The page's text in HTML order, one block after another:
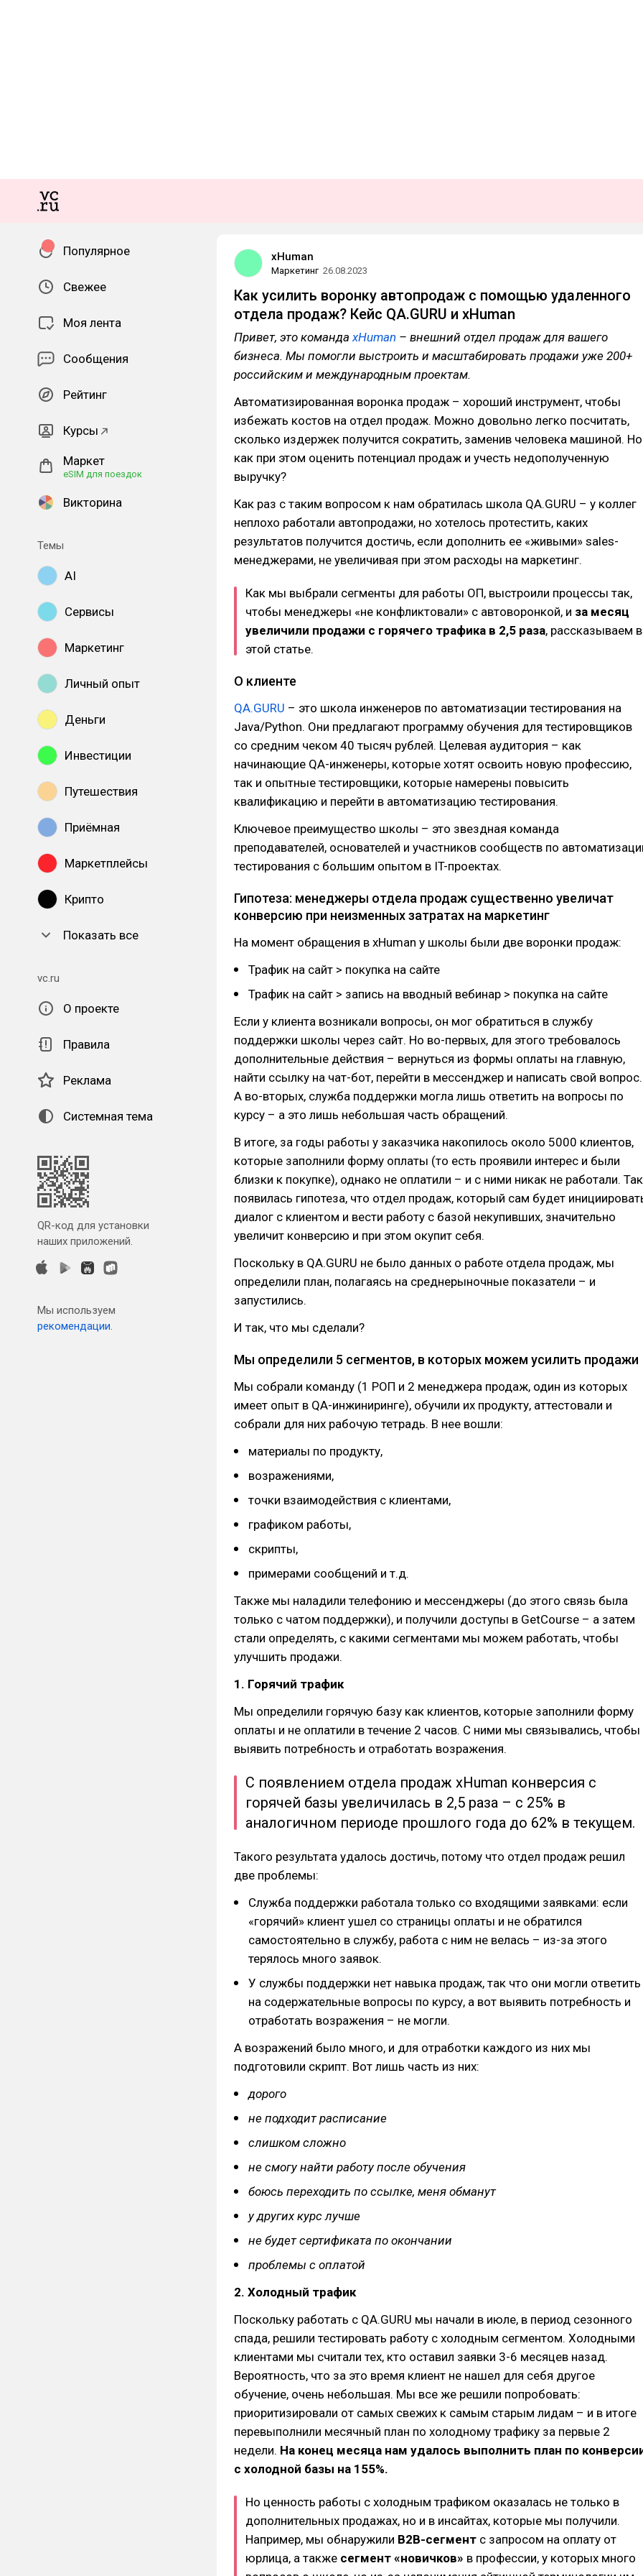
Популярное
Свежее
Моя лента
Сообщения
Рейтинг
Курсы
Маркет
eSIM для поездок
Викторина
Темы
AI
Сервисы
Маркетинг
Личный опыт
Деньги
Инвестиции
Путешествия
Приёмная
Маркетплейсы
Крипто
Показать все
vc.ru
О проекте
Правила
Реклама
Системная тема
QR-код для установки
наших приложений.
Мы используем
рекомендации.
xHuman
Маркетинг 26.08.2023
Как усилить воронку автопродаж с помощью удаленного
отдела продаж? Кейс QA.GURU и xHuman
Привет, это командаxHuman – внешний отдел продаж для вашего
бизнеса. Мы помогли выстроить и масштабировать продажи уже 200+
российским и международным проектам.
Автоматизированная воронка продаж – хороший инструмент, чтобы
избежать костов на отдел продаж. Можно довольно легко посчитать,
сколько издержек получится сократить, заменив человека машиной. Но
как при этом оценить потенциал продаж и учесть недополученную
выручку?
Как раз с таким вопросом к нам обратилась школа QA.GURU – у коллег
неплохо работали автопродажи, но хотелось протестить, каких
результатов получится достичь, если дополнить ее «живыми» sales-
менеджерами, не увеличивая при этом расходы на маркетинг.
Как мы выбрали сегменты для работы ОП, выстроили процессы так,
чтобы менеджеры «не конфликтовали» с автоворонкой, и за месяц
увеличили продажи с горячего трафика в 2,5 раза, рассказываем в
этой статье.
О клиенте
QА.GURU – это школа инженеров по автоматизации тестирования на
Java/Python. Они предлагают программу обучения для тестировщиков
со средним чеком 40 тысяч рублей. Целевая аудитория – как
начинающие QA-инженеры, которые хотят освоить новую профессию,
так и опытные тестировщики, которые намерены повысить
квалификацию и перейти в автоматизацию тестирования.
Ключевое преимущество школы – это звездная команда
преподавателей, основателей и участников сообществ по
тестирования с большим опытом в IT-проектах.
Гипотеза: менеджеры отдела продаж существенно увеличат
конверсию при неизменных затратах на маркетинг
На момент обращения в xHuman у школы были две воронки продаж:
Трафик на сайт > покупка на сайте
Трафик на сайт > запись на вводный вебинар > покупка на сайте
Если у клиента возникали вопросы, он мог обратиться в службу
поддержки школы через сайт. Но во-первых, для этого требовалось
дополнительные действия – вернуться из формы оплаты на главную,
найти ссылку на чат-бот, перейти в мессенджер и написать свой вопрос.
А во-вторых, служба поддержки могла лишь ответить на вопросы по
курсу – а это лишь небольшая часть обращений.
В итоге, за годы работы у заказчика накопилось около 5000 клиентов,
которые заполнили форму оплаты (то есть проявили интерес и были
близки к покупке), однако не оплатили – и с ними никак не работали. Так
появилась гипотеза, что отдел продаж, который сам будет
диалог с клиентом и вести работу с базой некупивших, значительно
увеличит конверсию и при этом окупит себя.
Поскольку в QA.GURU не было данных о работе отдела продаж, мы
определили план, полагаясь на среднерыночные показатели – и
запустились.
И так, что мы сделали?
Мы определили 5 сегментов, в которых можем усилить продажи
Мы собрали команду (1 РОП и 2 менеджера продаж, один из которых
имеет опыт в QA-инжиниринге), обучили их продукту, аттестовали и
собрали для них рабочую тетрадь. В нее вошли:
материалы по продукту,
возражениями,
точки взаимодействия с клиентами,
графиком работы,
скрипты,
примерами сообщений и т.д.
Также мы наладили телефонию и мессенджеры (до этого связь была
только с чатом поддержки), и получили доступы в GetCourse – а затем
стали определять, с какими сегментами мы можем работать, чтобы
улучшить продажи.
1. Горячий трафик
Мы определили горячую базу как клиентов, которые заполнили форму
оплаты и не оплатили в течение 2 часов. С ними мы связывались, чтобы
выявить потребность и отработать возражения.
С появлением отдела продаж xHuman конверсия с
горячей базы увеличилась в 2,5 раза – с 25% в
аналогичном периоде прошлого года до 62% в текущем.
Такого результата удалось достичь, потому что отдел продаж решил
две проблемы:
Служба поддержки работала только со входящими заявками: если
«горячий» клиент ушел со страницы оплаты и не обратился
самостоятельно в службу, работа с ним не велась – из-за этого
терялось много заявок.
У службы поддержки нет навыка продаж, так что они могли ответить
на содержательные вопросы по курсу, а вот выявить потребность и
отработать возражения – не могли.
А возражений было много, и для отработки каждого из них мы
подготовили скрипт. Вот лишь часть из них:
дорого
не подходит расписание
слишком сложно
не смогу найти работу после обучения
боюсь переходить по ссылке, меня обманут
у других курс лучше
не будет сертификата по окончании
проблемы с оплатой
2. Холодный трафик
Поскольку работать с QA.GURU мы начали в июле, в период сезонного
спада, решили тестировать работу с холодным сегментом. Холодными
клиентами мы считали тех, кто оставил заявки 3-6 месяцев назад.
Вероятность, что за это время клиент не нашел для себя другое
обучение, очень небольшая. Мы все же решили попробовать:
приоритизировали от самых свежих к самым старым лидам – и в итоге
перевыполнили месячный план по холодному трафику за первые 2
недели. На конец месяца нам удалось выполнить план по
с холодной базы на 155%.
Но ценность работы с холодным трафиком оказалась не только в
дополнительных продажах, но и в инсайтах, которые мы получили.
Например, мы обнаружили B2B-сегмент с запросом на оплату от
юрлица, а также сегмент «новичков» в профессии, у которых много